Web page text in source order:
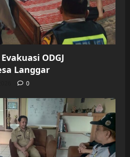
ODGJ
Langgar
0